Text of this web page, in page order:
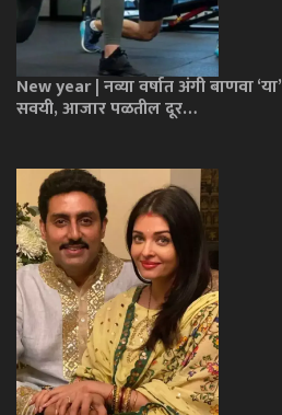
New year | नव्या वर्षात अंगी बाणवा ‘या’
सवयी, आजार पळतील दूर…